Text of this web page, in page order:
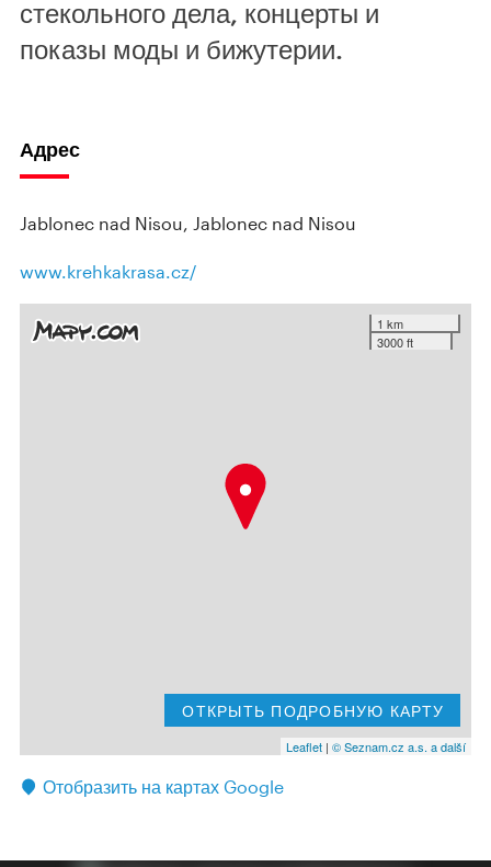
стекольного дела, концерты и
показы моды и бижутерии.
Адрес
Jablonec nad Nisou, Jablonec nad Nisou
www.krehkakrasa.cz/
1 km
3000 ft
ОТКРЫТЬ ПОДРОБНУЮ КАРТУ
Leaflet | © Seznam.cz a.s. a další
Отобразить на картах Google